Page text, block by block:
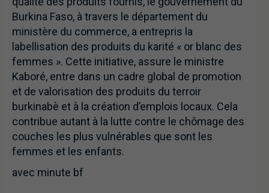
Burkina Faso, à travers le département du
ministère du commerce, a entrepris la
labellisation des produits du karité « or blanc des
femmes ». Cette initiative, assure le ministre
Kaboré, entre dans un cadre global de promotion
et de valorisation des produits du terroir
burkinabè et à la création d’emplois locaux. Cela
contribue autant à la lutte contre le chômage des
couches les plus vulnérables que sont les
femmes et les enfants.
avec minute bf